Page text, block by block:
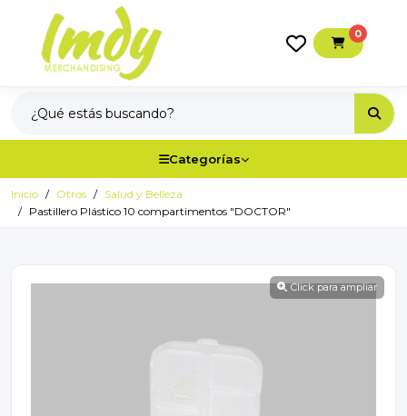
0
Categorías
Inicio Otros
Salud y Belleza
Pastillero Plástico 10 compartimentos "DOCTOR"
Click para ampliar